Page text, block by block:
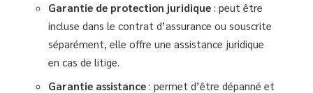
Garantie de protection juridique : peut être
incluse dans le contrat d’assurance ou souscrite
séparément, elle offre une assistance juridique
en cas de litige.
Garantie assistance : permet d’être dépanné et